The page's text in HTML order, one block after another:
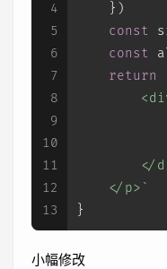
4
5
6
7
8
9
10
11
12
13
    })
const
const
return
</
    </p>`
}
小幅修改